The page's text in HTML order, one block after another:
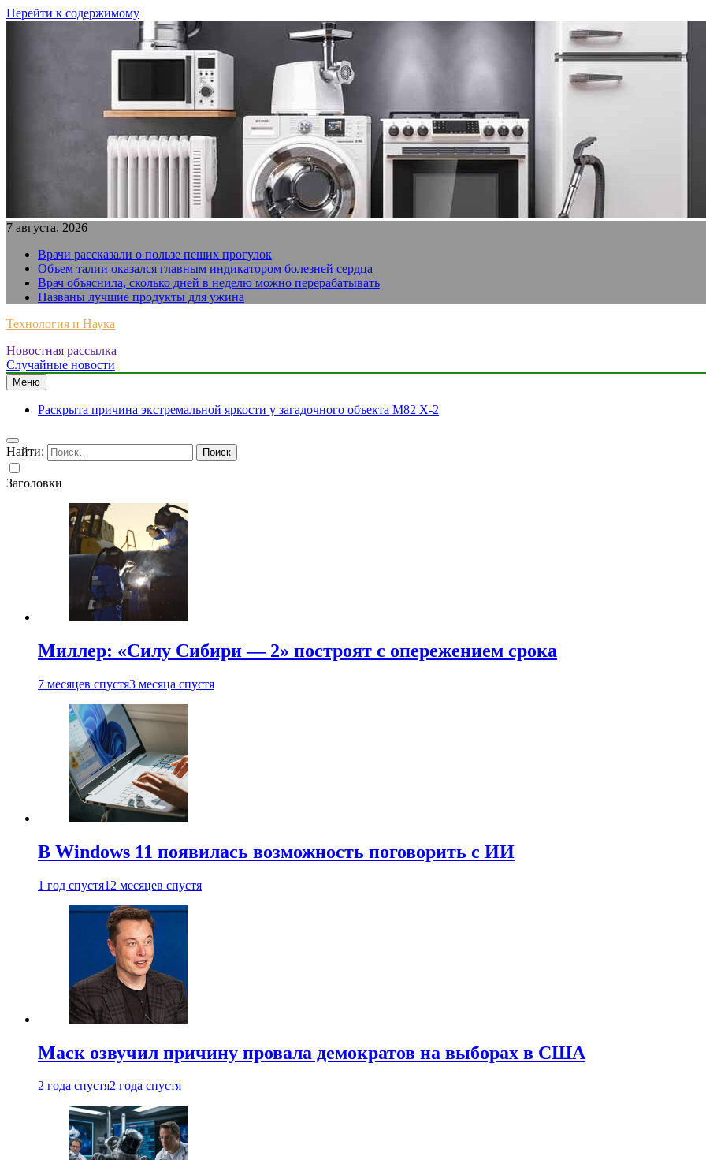
Перейти к содержимому
7 августа, 2026
Врачи рассказали о пользе пеших прогулок
Объем талии оказался главным индикатором болезней сердца
Врач объяснила, сколько дней в неделю можно перерабатывать
Названы лучшие продукты для ужина
Технология и Наука
Новостная рассылка
Случайные новости
Меню
Раскрыта причина экстремальной яркости у загадочного объекта M82 X-2
Найти:
Заголовки
Миллер: «Силу Сибири — 2» построят с опережением срока
7 месяцев спустя3 месяца спустя
В Windows 11 появилась возможность поговорить с ИИ
1 год спустя12 месяцев спустя
Маск озвучил причину провала демократов на выборах в США
2 года спустя2 года спустя